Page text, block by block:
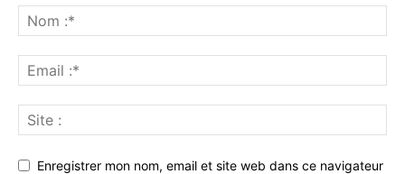
Enregistrer mon nom, email et site web dans ce navigateur